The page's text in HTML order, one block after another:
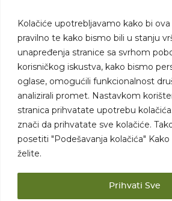
Kolačiće upotrebljavamo kako bi ova
pravilno te kako bismo bili u stanju
unapređenja stranice sa svrhom
korisničkog iskustva, kako bismo
oglase, omogućili funkcionalnost
analizirali promet. Nastavkom
stranica prihvatate upotrebu
znači da prihvatate sve kolačiće.
posetiti "Podešavanja kolačića"
želite.
Prihvati Sve
Svet poljoprivrede
Marketing usluge
Tražimo saradnike
Kontakt